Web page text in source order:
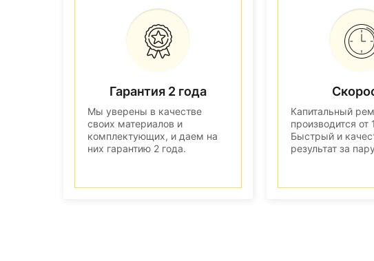
Гарантия 2 года
Мы уверены в качестве
своих материалов и
комплектующих, и даем на
них гарантию 2 года.
Капитальный
производится от
Быстрый и
результат за